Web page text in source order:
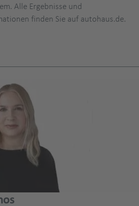
Alle Ergebnisse und
finden Sie auf autohaus.de.